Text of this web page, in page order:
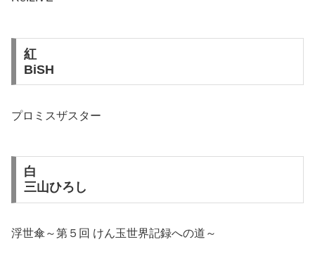
紅
BiSH
プロミスザスター
白
三山ひろし
浮世傘～第５回 けん玉世界記録への道～